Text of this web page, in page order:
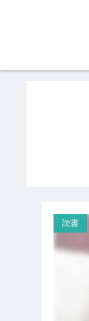
読書